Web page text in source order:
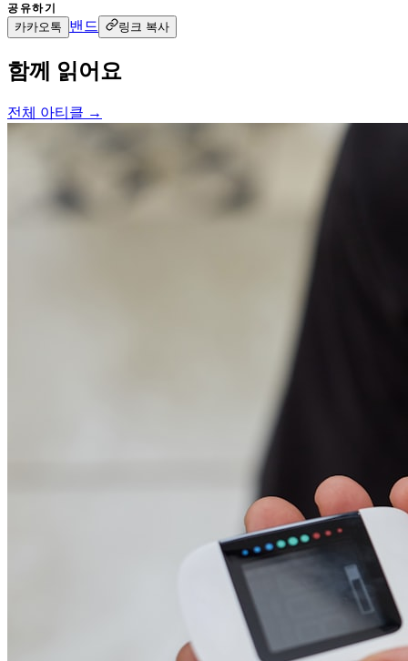
공유하기
카카오톡 밴드 링크 복사
함께 읽어요
전체 아티클 →